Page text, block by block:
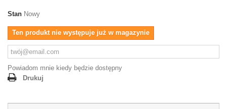
Stan Nowy
Ten produkt nie występuje już w magazynie
Powiadom mnie kiedy będzie dostępny
Drukuj